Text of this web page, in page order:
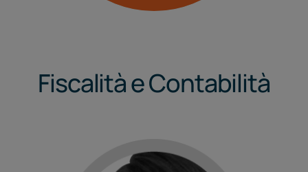
Fiscalità e Contabilità